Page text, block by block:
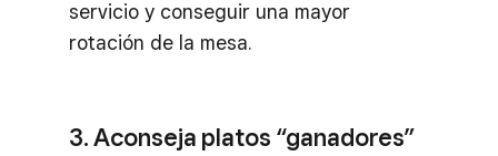
servicio y conseguir una mayor
rotación de la mesa.
3. Aconseja platos “ganadores”